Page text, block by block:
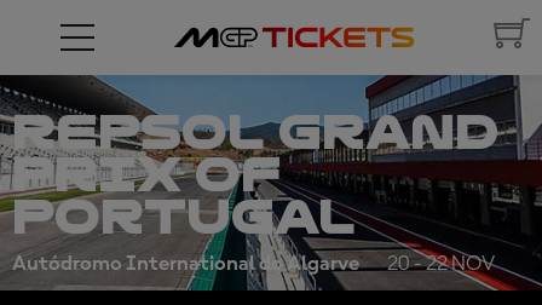
REPSOL GRAND
PRIX OF
PORTUGAL
Autódromo International do Algarve 20 - 22 NOV